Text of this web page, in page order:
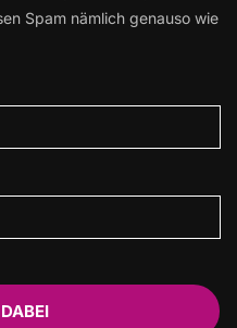
Spam nämlich genauso wie